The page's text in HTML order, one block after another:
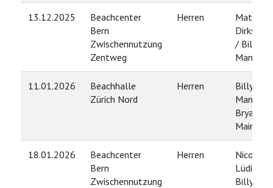
13.12.2025
Beachcenter
Bern
Zwischennutzung
Zentweg
Herren
Mathias
/ Billy
Manixab
11.01.2026
Beachhalle
Zürich Nord
Herren
Billy
Manixab
Bryant
Mairs
18.01.2026
Beachcenter
Bern
Zwischennutzung
Herren
Nicola
Lüdi /
Billy